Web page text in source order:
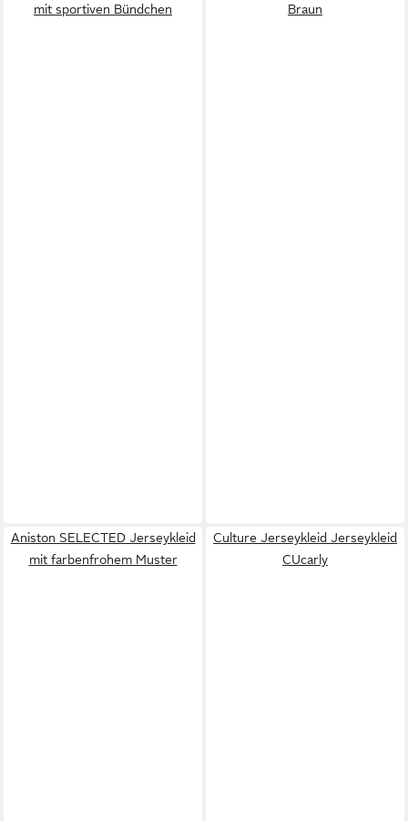
mit sportiven Bündchen
Braun
Aniston SELECTED Jerseykleid
mit farbenfrohem Muster
Culture Jerseykleid Jerseykleid
CUcarly